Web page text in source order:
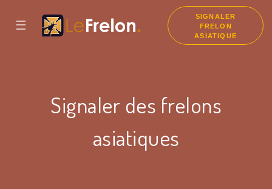
☰
SIGNALER
FRELON
ASIATIQUE
Signaler des frelons
asiatiques